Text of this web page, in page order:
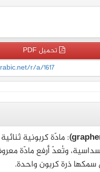
تحميل PDF
r/a/1617
: مادّة كربونية
سداسية، وتُعدّ أرفع مادّة
ذرة كربون واحدة.